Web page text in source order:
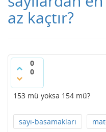
az kaçtır?
0
0
153 mü yoksa 154 mü?
sayı-basamakları